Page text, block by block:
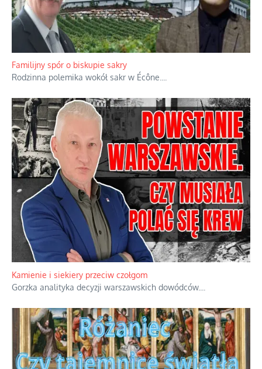
Ciemna strona podręcznikowych mitów historycznych
Historia jest doświadczeniem niepowtarzalnym i tłumaczenie,
że będziemy coś krytykować po to, żeby później znowu jakiegoś
powstania nie zrobili, jest...
Familijny spór o biskupie sakry
Rodzinna polemika wokół sakr w Écône.